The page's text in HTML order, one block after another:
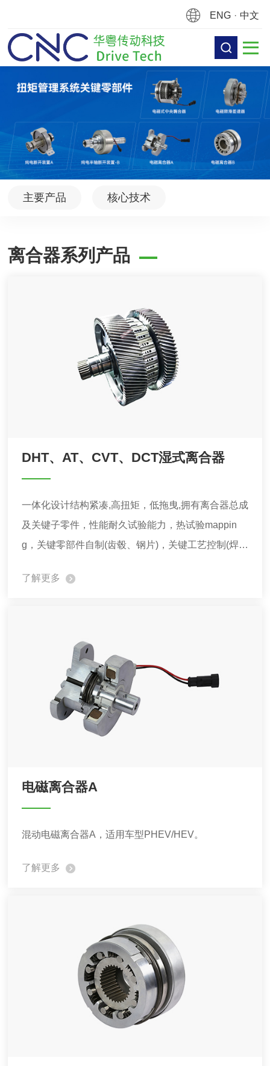
ENG · 中文
主要产品 核心技术
离合器系列产品
DHT、AT、CVT、DCT湿式离合器
一体化设计结构紧凑,高扭矩，低拖曳,拥有离合器总成
及关键子零件，性能耐久试验能力，热试验mappin
g，关键零部件自制(齿毂、钢片)，关键工艺控制(焊
了解更多
电磁离合器A
混动电磁离合器A，适用车型PHEV/HEV。
了解更多